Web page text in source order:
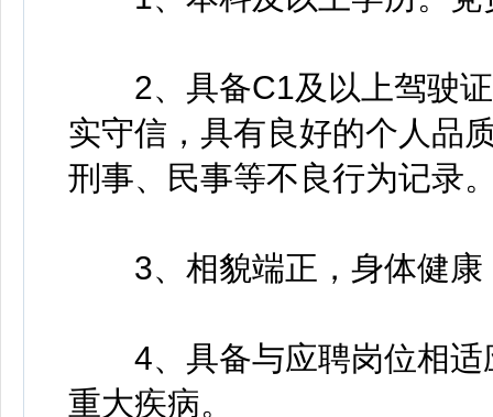
2、具备C1及以上驾驶证
实守信，具有良好的个人品
刑事、民事等不良行为记录
3、相貌端正，身体健康
4、具备与应聘岗位相适
重大疾病。